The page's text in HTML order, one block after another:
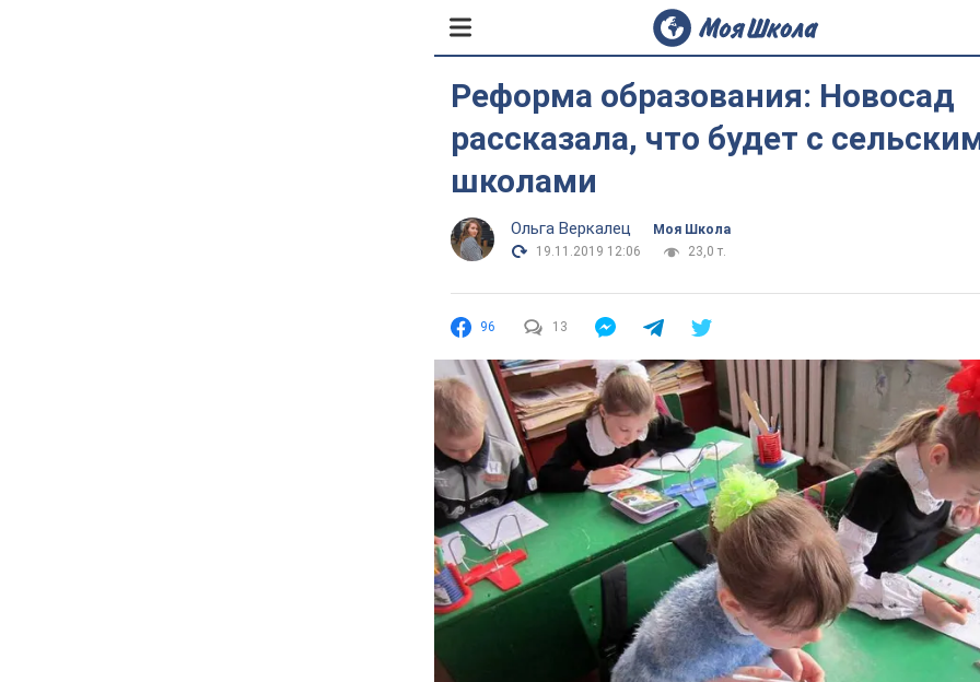
Реформа образования: Новосад
рассказала, что будет с
школами
Ольга Веркалец
Моя Школа
19.11.2019 12:06
23,0 т.
96 13